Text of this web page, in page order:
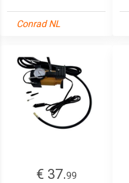
Conrad NL
€ 37.99